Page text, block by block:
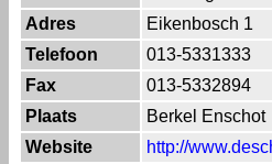
Adres
Eikenbosch 1
Telefoon
013-5331333
Fax
013-5332894
Plaats
Berkel Enschot
Website
http://